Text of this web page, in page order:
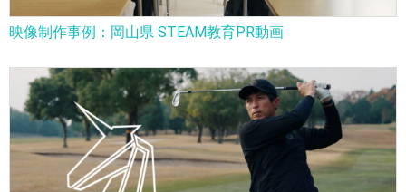
映像制作事例：岡山県 STEAM教育PR動画